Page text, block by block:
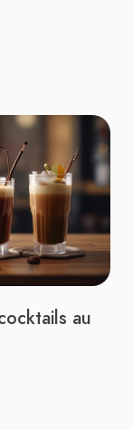
au